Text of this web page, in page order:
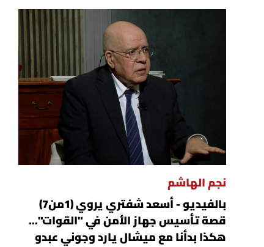
نجم الهاشم
بالفيديو - أسعد شفتري يروي (1من7)
قصة تأسيس جهاز الأمن في "القوات"...
هكذا بدأنا مع ميشال يارد وجوني عبدو